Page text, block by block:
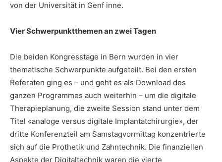
von der Universität in Genf inne.
Vier Schwerpunktthemen an zwei Tagen
Die beiden Kongresstage in Bern wurden in vier
thematische Schwerpunkte aufgeteilt. Bei den ersten
Referaten ging es – und geht es als Download des
ganzen Programmes auch weiterhin – um die digitale
Therapieplanung, die zweite Session stand unter dem
Titel «analoge versus digitale Implantatchirurgie», der
dritte Konferenzteil am Samstagvormittag konzentrierte
sich auf die Prothetik und Zahntechnik. Die finanziellen
Aspekte der Digitaltechnik waren die vierte